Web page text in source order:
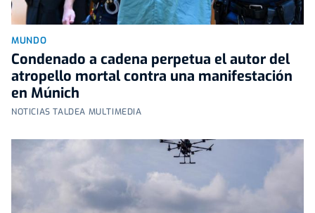
MUNDO
Condenado a cadena perpetua el autor del
atropello mortal contra una manifestación
en Múnich
NOTICIAS TALDEA MULTIMEDIA